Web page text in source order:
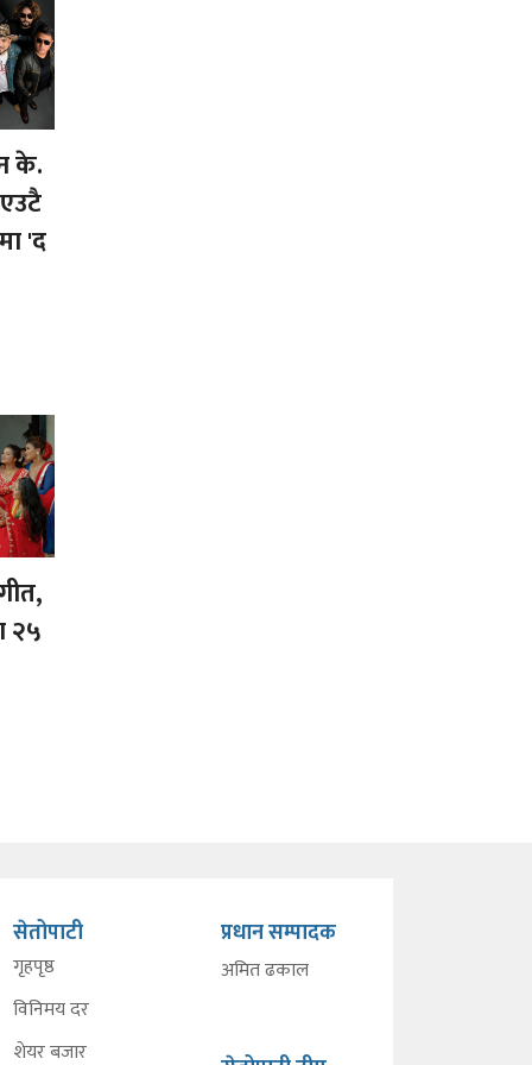
के.
'द
२५
सेतोपाटी
गृहपृष्ठ
विनिमय दर
शेयर बजार
प्रधान सम्पादक
अमित ढकाल